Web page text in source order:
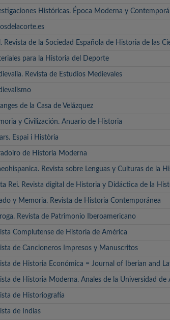
Históricas. Época Moderna y
Revista de la Sociedad Española de Historia de las
para la Historia del Deporte
Revista de Estudios Medievales
de la Casa de Velázquez
y Civilización. Anuario de Historia
Espai i Història
de Historia Moderna
Revista sobre Lenguas y Culturas de la
Rei. Revista digital de Historia y Didáctica de la
y Memoria. Revista de Historia Contemporánea
Revista de Patrimonio Iberoamericano
Complutense de Historia de América
de Cancioneros Impresos y Manuscritos
de Historia Económica = Journal of Iberian and
de Historia Moderna. Anales de la Universidad de
de Historiografía
de Indias